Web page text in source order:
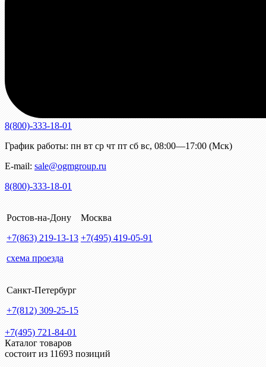
8(800)-333-18-01
График работы: пн вт ср чт пт сб вс, 08:00—17:00 (Мск)
E-mail: sale@ogmgroup.ru
8(800)-333-18-01
Ростов-на-Дону
+7(863) 219-13-13
схема проезда
Москва
+7(495) 419-05-91
Санкт-Петербург
+7(812) 309-25-15
+7(495) 721-84-01
Каталог товаров
состоит из 11693 позиций